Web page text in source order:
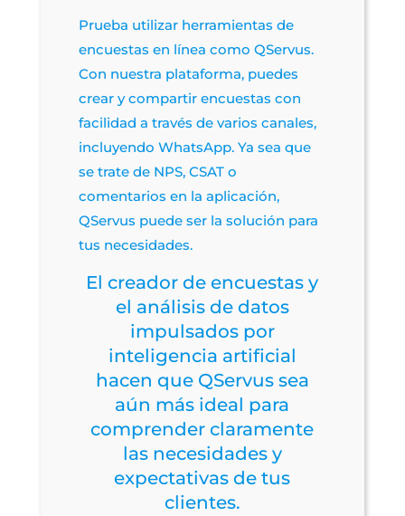
Prueba utilizar herramientas de
encuestas en línea como QServus.
Con nuestra plataforma, puedes
crear y compartir encuestas con
facilidad a través de varios canales,
incluyendo WhatsApp. Ya sea que
se trate de NPS, CSAT o
comentarios en la aplicación,
QServus puede ser la solución para
tus necesidades.
El creador de encuestas y
el análisis de datos
impulsados por
inteligencia artificial
hacen que QServus sea
aún más ideal para
comprender claramente
las necesidades y
expectativas de tus
clientes.